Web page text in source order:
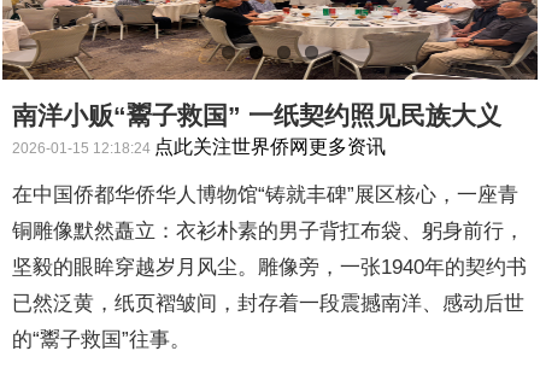
南洋小贩“鬻子救国” 一纸契约照见民族大义
2026-01-15 12:18:24 点此关注世界侨网更多资讯
在中国侨都华侨华人博物馆“铸就丰碑”展区核心，一座青
铜雕像默然矗立：衣衫朴素的男子背扛布袋、躬身前行，
坚毅的眼眸穿越岁月风尘。雕像旁，一张1940年的契约书
已然泛黄，纸页褶皱间，封存着一段震撼南洋、感动后世
的“鬻子救国”往事。